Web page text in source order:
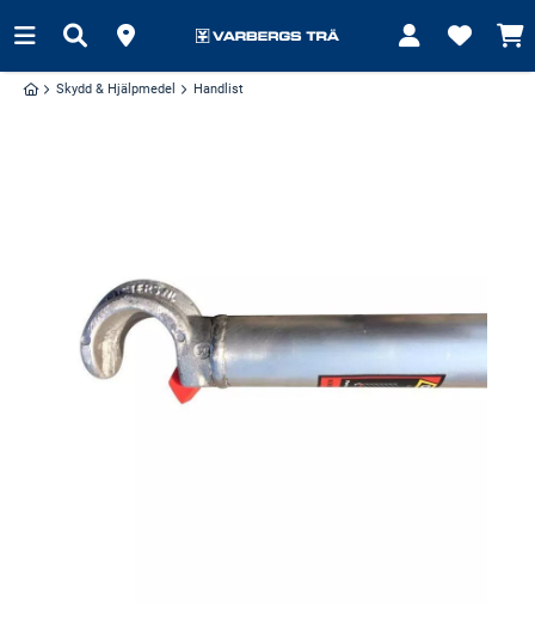
Skydd & Hjälpmedel Handlist